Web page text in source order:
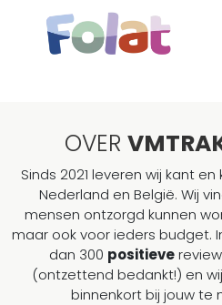
OVER
Sinds 2021 leveren wij kant
Nederland en België. Wij
mensen ontzorgd kunnen
maar ook voor ieders budget.
dan 300 positieve
(ontzettend bedankt!) en
binnenkort bij jouw te